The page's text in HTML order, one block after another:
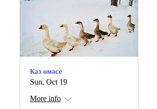
Каз өмәсе
Sun, Oct 19
More info